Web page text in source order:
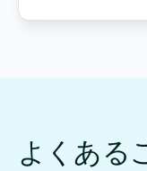
よくある